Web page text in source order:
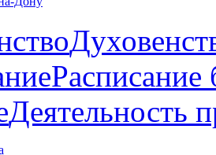
Расписание
Деятельность